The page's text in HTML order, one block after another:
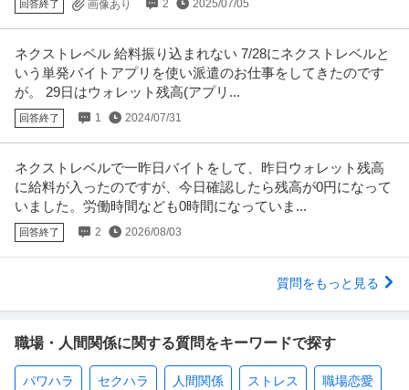
回答終了 画像あり 2 2025/07/05
ネクストレベル 給料振り込まれない 7/28にネクストレベルと
いう単発バイトアプリを使い派遣のお仕事をしてきたのです
が。 29日はウォレット残高(アプリ...
回答終了 1 2024/07/31
ネクストレベルで一昨日バイトをして、昨日ウォレット残高
に給料が入ったのですが、今日確認したら残高が0円になって
いました。労働時間なども0時間になっていま...
回答終了 2 2026/08/03
質問をもっと見る
職場・人間関係に関する質問をキーワードで探す
パワハラ セクハラ 人間関係 ストレス 職場恋愛